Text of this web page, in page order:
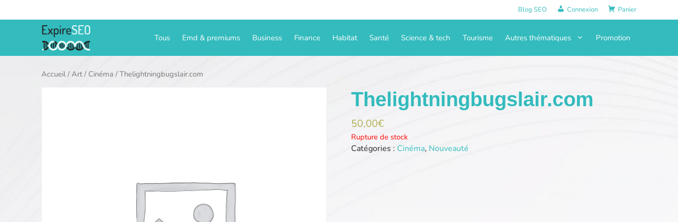
au
Blog SEO Connexion Panier
Tous Emd & premiums Business Finance Habitat Santé Science & tech Tourisme Autres thématiques Promotion
Accueil/Art / Cinéma / Thelightningbugslair.com
Thelightningbugslair.com
50,00€
Rupture de stock
Catégories : Cinéma, Nouveauté